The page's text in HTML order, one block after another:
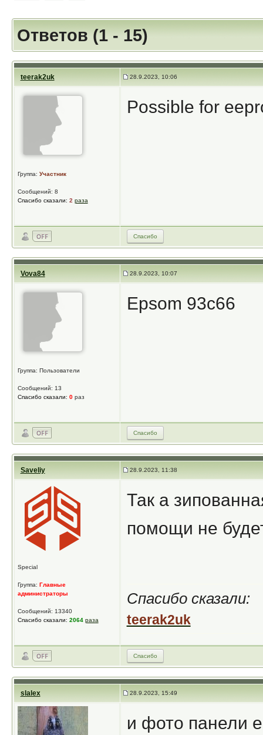
Ответов (1 - 15)
teerak2uk 28.9.2023, 10:06
Группа: Участник
Сообщений: 8
Спасибо сказали: 2 раза
Possible for
Спасибо
Vova84 28.9.2023, 10:07
Группа: Пользователи
Сообщений: 13
Спасибо сказали: 0раз
Epsom 93c66
Спасибо
Saveliy 28.9.2023, 11:38
Special
Группа: Главные
администраторы
Сообщений: 13340
Спасибо сказали: 2064 раза
Так а
помощи не
Спасибо сказали:
teerak2uk
Спасибо
slalex 28.9.2023, 15:49
и фото панели